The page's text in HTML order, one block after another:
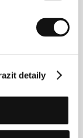
detaily